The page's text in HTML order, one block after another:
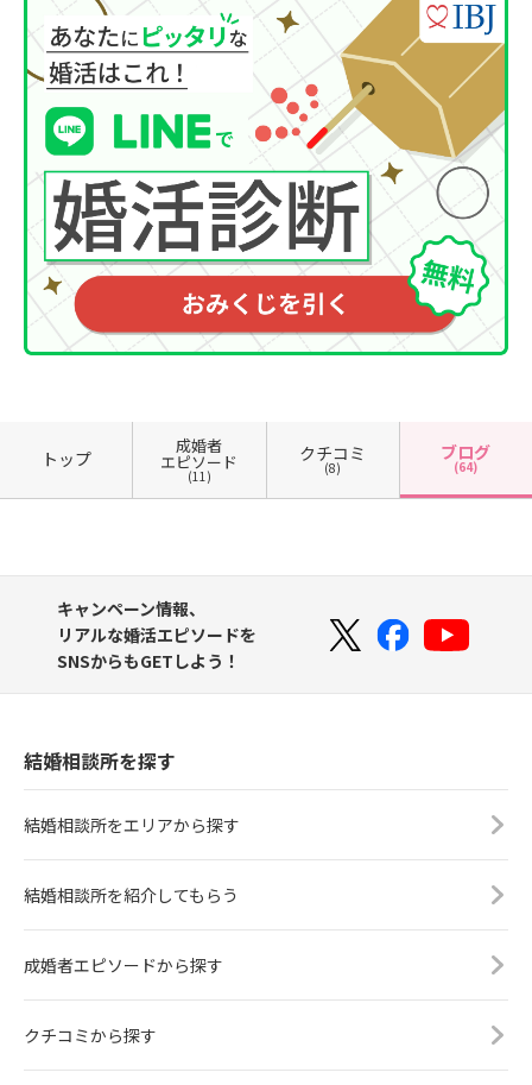
トップ
成婚者
エピソード
(11)
クチコミ
(8)
ブログ
(64)
キャンペーン情報、
リアルな婚活エピソードを
SNSからもGETしよう！
結婚相談所を探す
結婚相談所をエリアから探す
結婚相談所を紹介してもらう
成婚者エピソードから探す
クチコミから探す